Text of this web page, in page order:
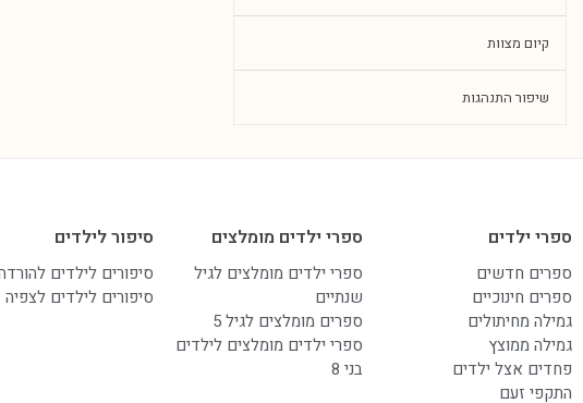
קיום מצוות
שיפור התנהגות
ספרי ילדים
ספרים חדשים
ספרים חינוכיים
גמילה מחיתולים
גמילה ממוצץ
פחדים אצל ילדים
התקפי זעם
ספרי ילדים מומלצים
ספרי ילדים מומלצים לגיל
שנתיים
ספרים מומלצים לגיל 5
ספרי ילדים מומלצים לילדים
בני 8
סיפור לילדים
סיפורים לילדים
סיפורים לילדים לצפיה